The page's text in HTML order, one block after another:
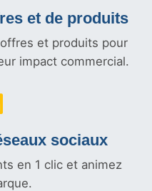
et de produits
et produits pour
impact commercial.
sociaux
en 1 clic et animez